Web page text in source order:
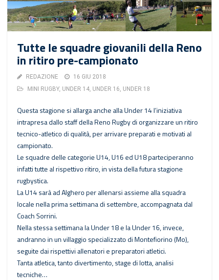
Tutte le squadre giovanili della Reno
in ritiro pre-campionato
REDAZIONE
16 GIU 2018
MINI RUGBY, UNDER 14 UNDER 16 UNDER 18
Questa stagione si allarga anche alla Under 14 l’iniziativa
intrapresa dallo staff della Reno Rugby di organizzare un ritiro
tecnico-atletico di qualità, per arrivare preparati e motivati al
campionato.
Le squadre delle categorie U14, U16 ed U18 parteciperanno
infatti tutte al rispettivo ritiro, in vista della futura stagione
rugbystica.
La U14 sarà ad Alghero per allenarsi assieme alla squadra
locale nella prima settimana di settembre, accompagnata dal
Coach Sorrini.
Nella stessa settimana la Under 18 e la Under 16, invece,
andranno in un villaggio specializzato di Montefiorino (Mo),
seguite dai rispettivi allenatori e preparatori atletici.
Tanta atletica, tanto divertimento, stage di lotta, analisi
tecniche…